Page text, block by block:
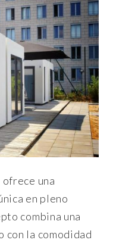
una
en pleno
combina una
con la comodidad